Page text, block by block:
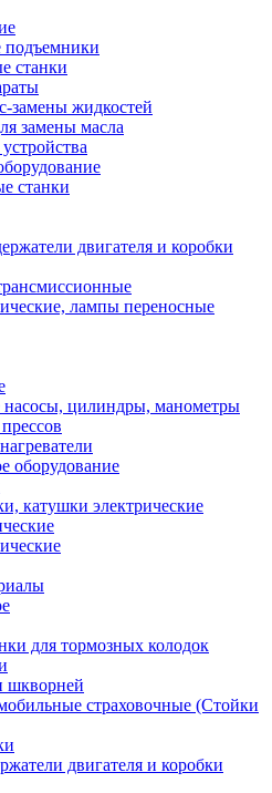
станки
замены жидкостей
замены масла
станки
двигателя и коробки
лампы переносные
насосы, цилиндры, манометры
оборудование
катушки электрические
для тормозных колодок
шкворней
страховочные (Стойки
двигателя и коробки